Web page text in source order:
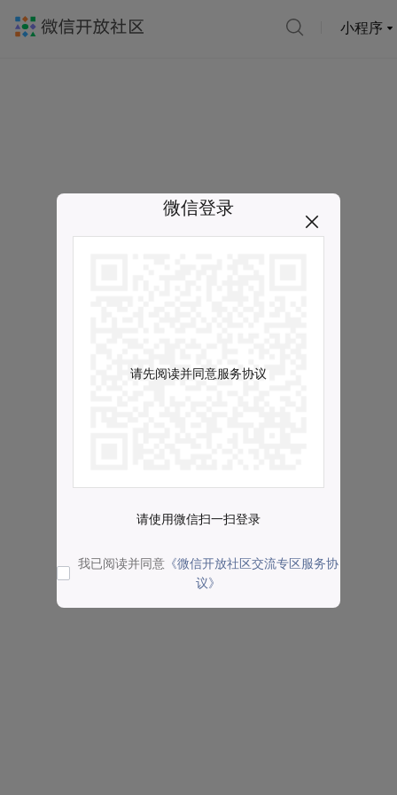
小程序
微信登录
请先阅读并同意服务协议
请使用微信扫一扫登录
我已阅读并同意 《微信开放社区交流专区服务协
议》